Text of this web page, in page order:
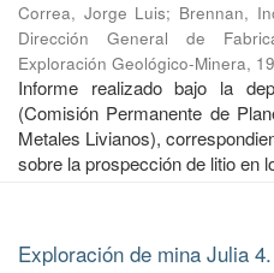
Correa, Jorge Luis; Brennan,
Dirección General de
Exploración Geológico-Minera,
Informe realizado bajo la
(Comisión Permanente de
Metales Livianos),
sobre la prospección de litio en
Exploración de mina Julia